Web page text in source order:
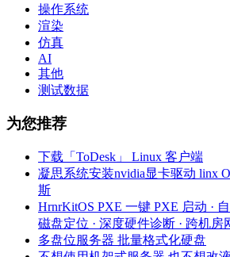
操作系统
渲染
仿真
AI
其他
测试数据
为您推荐
下载「ToDesk」 Linux 客户端
凝思系统安装nvidia显卡驱动 linx
斯
HrnrKitOS PXE 一键 PXE 启动 ·
磁盘定位 · 深度硬件诊断 · 跨机房
多盘位服务器 批量格式化硬盘